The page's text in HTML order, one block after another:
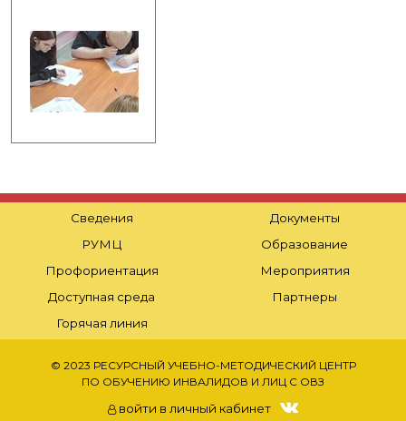
Сведения
Документы
РУМЦ
Образование
Профориентация
Мероприятия
Доступная среда
Партнеры
Горячая линия
© 2023 РЕСУРСНЫЙ УЧЕБНО-МЕТОДИЧЕСКИЙ ЦЕНТР
ПО ОБУЧЕНИЮ ИНВАЛИДОВ И ЛИЦ С ОВЗ
войти в личный кабинет